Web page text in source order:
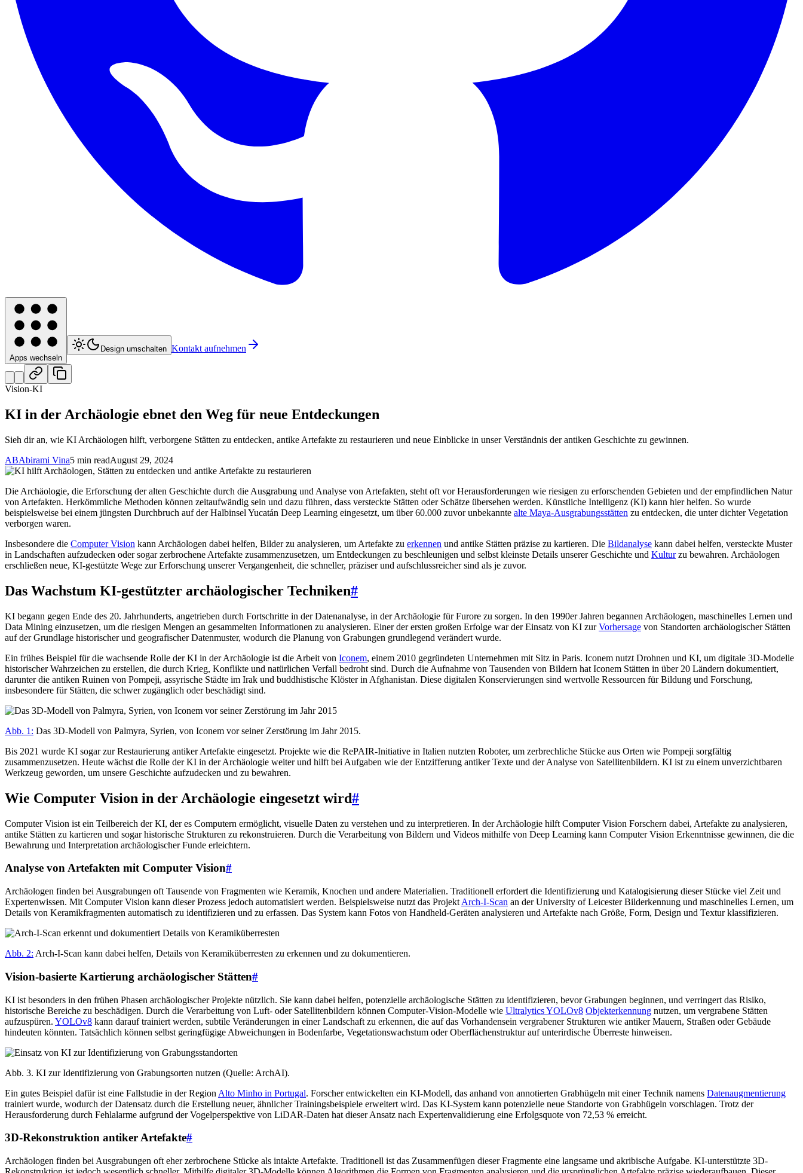
Apps wechseln
Design umschalten Kontakt aufnehmen
Vision-KI
KI in der Archäologie ebnet den Weg für neue Entdeckungen
Sieh dir an, wie KI Archäologen hilft, verborgene Stätten zu entdecken, antike Artefakte zu restaurieren und neue Einblicke in unser Verständnis der antiken Geschichte zu gewinnen.
ABAbirami Vina5 min readAugust 29, 2024
Die Archäologie, die Erforschung der alten Geschichte durch die Ausgrabung und Analyse von Artefakten, steht oft vor Herausforderungen wie riesigen zu erforschenden Gebieten und der empfindlichen Natur
von Artefakten. Herkömmliche Methoden können zeitaufwändig sein und dazu führen, dass versteckte Stätten oder Schätze übersehen werden. Künstliche Intelligenz (KI) kann hier helfen. So wurde
beispielsweise bei einem jüngsten Durchbruch auf der Halbinsel Yucatán Deep Learning eingesetzt, um über 60.000 zuvor unbekannte alte Maya-Ausgrabungsstätten zu entdecken, die unter dichter Vegetation
verborgen waren.
Insbesondere die Computer Vision kann Archäologen dabei helfen, Bilder zu analysieren, um Artefakte zu erkennen und antike Stätten präzise zu kartieren. Die Bildanalyse kann dabei helfen, versteckte Muster
in Landschaften aufzudecken oder sogar zerbrochene Artefakte zusammenzusetzen, um Entdeckungen zu beschleunigen und selbst kleinste Details unserer Geschichte und Kulturzu bewahren. Archäologen
erschließen neue, KI-gestützte Wege zur Erforschung unserer Vergangenheit, die schneller, präziser und aufschlussreicher sind als je zuvor.
Das Wachstum KI-gestützter archäologischer Techniken#
KI begann gegen Ende des 20. Jahrhunderts, angetrieben durch Fortschritte in der Datenanalyse, in der Archäologie für Furore zu sorgen. In den 1990er Jahren begannen Archäologen, maschinelles Lernen und
Data Mining einzusetzen, um die riesigen Mengen an gesammelten Informationen zu analysieren. Einer der ersten großen Erfolge war der Einsatz von KI zurVorhersage von Standorten archäologischer Stätten
auf der Grundlage historischer und geografischer Datenmuster, wodurch die Planung von Grabungen grundlegend verändert wurde.
Ein frühes Beispiel für die wachsende Rolle der KI in der Archäologie ist die Arbeit von Iconem, einem 2010 gegründeten Unternehmen mit Sitz in Paris. Iconem nutzt Drohnen und KI, um digitale 3D-Modelle
historischer Wahrzeichen zu erstellen, die durch Krieg, Konflikte und natürlichen Verfall bedroht sind. Durch die Aufnahme von Tausenden von Bildern hat Iconem Stätten in über 20 Ländern dokumentiert,
darunter die antiken Ruinen von Pompeji, assyrische Städte im Irak und buddhistische Klöster in Afghanistan. Diese digitalen Konservierungen sind wertvolle Ressourcen für Bildung und Forschung,
insbesondere für Stätten, die schwer zugänglich oder beschädigt sind.
Abb. 1: Das 3D-Modell von Palmyra, Syrien, von Iconem vor seiner Zerstörung im Jahr 2015.
Bis 2021 wurde KI sogar zur Restaurierung antiker Artefakte eingesetzt. Projekte wie die RePAIR-Initiative in Italien nutzten Roboter, um zerbrechliche Stücke aus Orten wie Pompeji sorgfältig
zusammenzusetzen. Heute wächst die Rolle der KI in der Archäologie weiter und hilft bei Aufgaben wie der Entzifferung antiker Texte und der Analyse von Satellitenbildern. KI ist zu einem unverzichtbaren
Werkzeug geworden, um unsere Geschichte aufzudecken und zu bewahren.
Wie Computer Vision in der Archäologie eingesetzt wird#
Computer Vision ist ein Teilbereich der KI, der es Computern ermöglicht, visuelle Daten zu verstehen und zu interpretieren. In der Archäologie hilft Computer Vision Forschern dabei, Artefakte zu analysieren,
antike Stätten zu kartieren und sogar historische Strukturen zu rekonstruieren. Durch die Verarbeitung von Bildern und Videos mithilfe von Deep Learning kann Computer Vision Erkenntnisse gewinnen, die die
Bewahrung und Interpretation archäologischer Funde erleichtern.
Analyse von Artefakten mit Computer Vision#
Archäologen finden bei Ausgrabungen oft Tausende von Fragmenten wie Keramik, Knochen und andere Materialien. Traditionell erfordert die Identifizierung und Katalogisierung dieser Stücke viel Zeit und
Expertenwissen. Mit Computer Vision kann dieser Prozess jedoch automatisiert werden. Beispielsweise nutzt das Projekt Arch-I-Scan an der University of Leicester Bilderkennung und maschinelles Lernen, um
Details von Keramikfragmenten automatisch zu identifizieren und zu erfassen. Das System kann Fotos von Handheld-Geräten analysieren und Artefakte nach Größe, Form, Design und Textur klassifizieren.
Abb. 2: Arch-I-Scan kann dabei helfen, Details von Keramiküberresten zu erkennen und zu dokumentieren.
Vision-basierte Kartierung archäologischer Stätten#
KI ist besonders in den frühen Phasen archäologischer Projekte nützlich. Sie kann dabei helfen, potenzielle archäologische Stätten zu identifizieren, bevor Grabungen beginnen, und verringert das Risiko,
historische Bereiche zu beschädigen. Durch die Verarbeitung von Luft- oder Satellitenbildern können Computer-Vision-Modelle wie Ultralytics YOLOv8 Objekterkennung nutzen, um vergrabene Stätten
aufzuspüren. YOLOv8 kann darauf trainiert werden, subtile Veränderungen in einer Landschaft zu erkennen, die auf das Vorhandensein vergrabener Strukturen wie antiker Mauern, Straßen oder Gebäude
hindeuten könnten. Tatsächlich können selbst geringfügige Abweichungen in Bodenfarbe, Vegetationswachstum oder Oberflächenstruktur auf unterirdische Überreste hinweisen.
Abb. 3. KI zur Identifizierung von Grabungsorten nutzen (Quelle: ArchAI).
Ein gutes Beispiel dafür ist eine Fallstudie in der Region Alto Minho in Portugal. Forscher entwickelten ein KI-Modell, das anhand von annotierten Grabhügeln mit einer Technik namens Datenaugmentierung
trainiert wurde, wodurch der Datensatz durch die Erstellung neuer, ähnlicher Trainingsbeispiele erweitert wird. Das KI-System kann potenzielle neue Standorte von Grabhügeln vorschlagen. Trotz der
Herausforderung durch Fehlalarme aufgrund der Vogelperspektive von LiDAR-Daten hat dieser Ansatz nach Expertenvalidierung eine Erfolgsquote von 72,53 % erreicht.
3D-Rekonstruktion antiker Artefakte#
Archäologen finden bei Ausgrabungen oft eher zerbrochene Stücke als intakte Artefakte. Traditionell ist das Zusammenfügen dieser Fragmente eine langsame und akribische Aufgabe. KI-unterstützte 3D-